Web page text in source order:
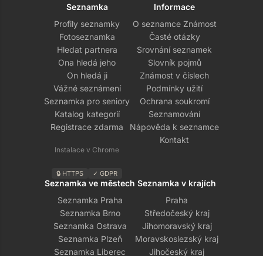
Seznamka
Profily seznamky
Fotoseznamka
Hledat partnera
Ona hledá jeho
On hledá ji
Vážné seznámení
Seznamka pro seniory
Katalog kategorií
Registrace zdarma
Instalace v Chrome
🔒 HTTPS ✓ GDPR
Informace
O seznamce Známost
Časté otázky
Srovnání seznamek
Slovník pojmů
Známost v číslech
Podmínky užití
Ochrana soukromí
Seznamování
Nápověda k seznamce
Kontakt
Seznamka ve městech
Seznamka Praha
Seznamka Brno
Seznamka Ostrava
Seznamka Plzeň
Seznamka Liberec
Seznamka v krajích
Praha
Středočeský kraj
Jihomoravský kraj
Moravskoslezský kraj
Jihočeský kraj